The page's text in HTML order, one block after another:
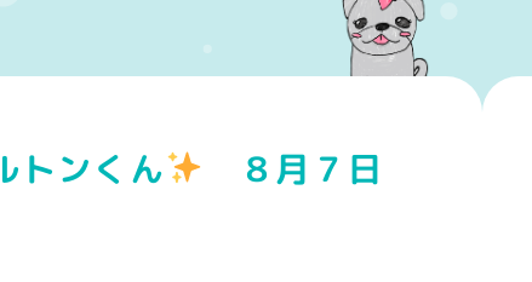
トンくん ８月７日